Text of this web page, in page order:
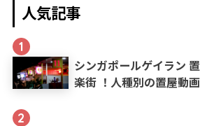
人気記事
1
シンガポールゲイラン
楽街 ！人種別の置屋動
2